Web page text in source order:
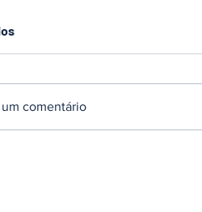
um comentário